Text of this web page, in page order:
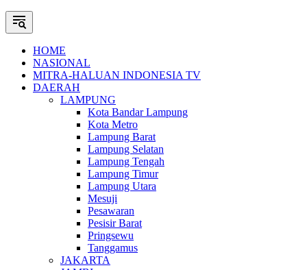
HOME
NASIONAL
MITRA-HALUAN INDONESIA TV
DAERAH
LAMPUNG
Kota Bandar Lampung
Kota Metro
Lampung Barat
Lampung Selatan
Lampung Tengah
Lampung Timur
Lampung Utara
Mesuji
Pesawaran
Pesisir Barat
Pringsewu
Tanggamus
JAKARTA